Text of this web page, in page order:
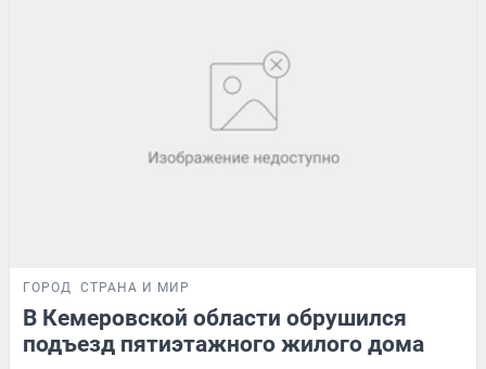
ГОРОД СТРАНА И МИР
В Кемеровской области обрушился
подъезд пятиэтажного жилого дома